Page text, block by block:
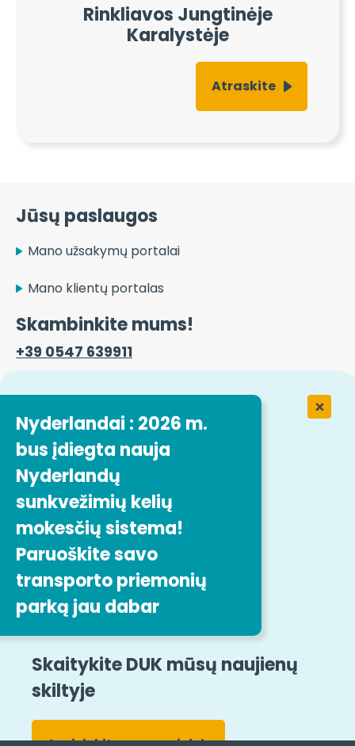
Nyderlandai : 2026 m.
bus įdiegta nauja
Nyderlandų
sunkvežimių kelių
mokesčių sistema!
Paruoškite savo
transporto priemonių
parką jau dabar
Skaitykite DUK mūsų naujienų
skiltyje
Rinkliavos Jungtinėje
Karalystėje
Atraskite
Jūsų paslaugos
Mano užsakymų portalai
Mano klientų portalas
Skambinkite mums!
+39 0547 639911
Kontaktinė forma
Darbas įmonėje " Easytrip Transport
Services
Mūsų darbo pasiūlymai
Svetainės struktūra
Bendrieji terminai ir sąlygos
Pranešimų apie pažeidimus teikimas
Prieinamumas
Sekite mus